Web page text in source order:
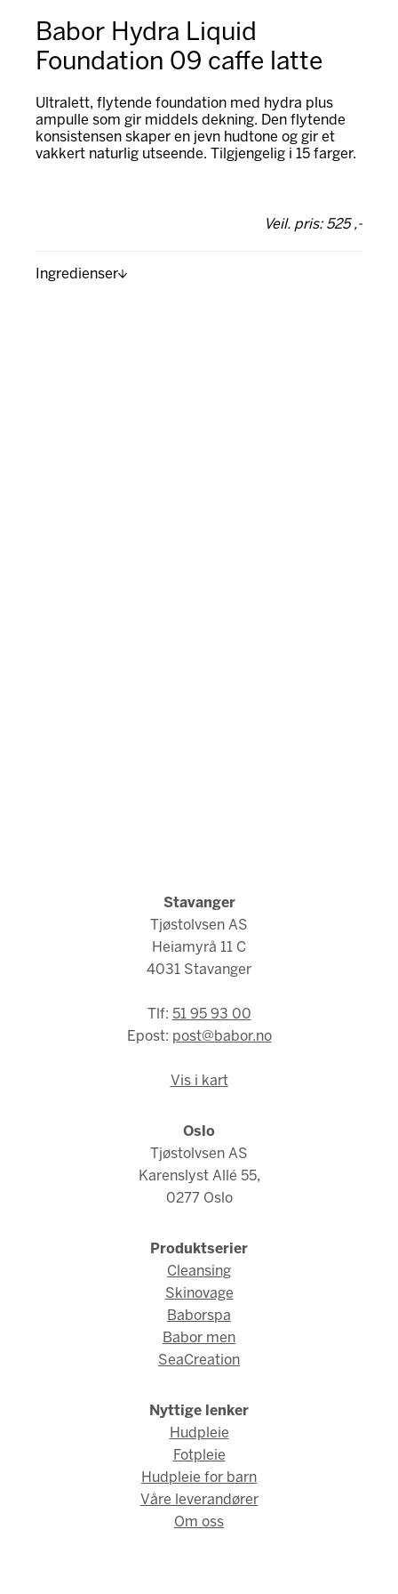
Babor Hydra Liquid
Foundation 09 caffe latte
Ultralett, flytende foundation med hydra plus
ampulle som gir middels dekning. Den flytende
konsistensen skaper en jevn hudtone og gir et
vakkert naturlig utseende. Tilgjengelig i 15 farger.
Veil. pris: 525 ,-
Ingredienser
Stavanger
Tjøstolvsen AS
Heiamyrå 11 C
4031 Stavanger
Tlf: 51 95 93 00
Epost: post@babor.no
Vis i kart
Oslo
Tjøstolvsen AS
Karenslyst Allé 55,
0277 Oslo
Produktserier
Cleansing
Skinovage
Baborspa
Babor men
SeaCreation
Nyttige lenker
Hudpleie
Fotpleie
Hudpleie for barn
Våre leverandører
Om oss